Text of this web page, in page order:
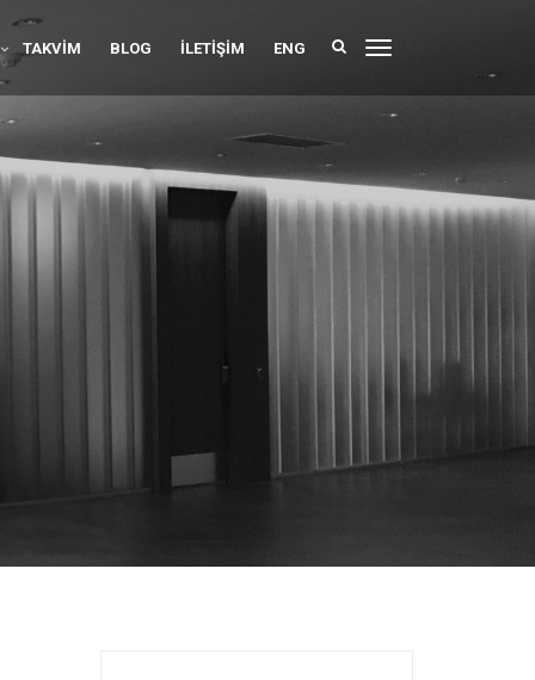
TAKVIM BLOG İLETIŞIM ENG